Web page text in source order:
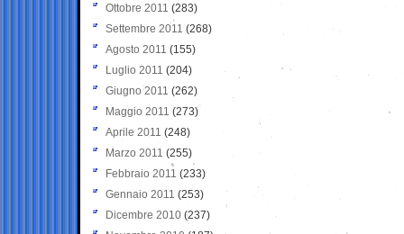
Ottobre 2011 (283)
Settembre 2011 (268)
Agosto 2011 (155)
Luglio 2011 (204)
Giugno 2011 (262)
Maggio 2011 (273)
Aprile 2011 (248)
Marzo 2011 (255)
Febbraio 2011 (233)
Gennaio 2011 (253)
Dicembre 2010 (237)